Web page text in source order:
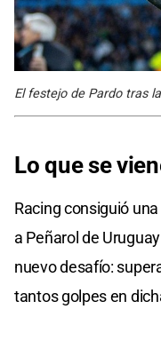
El festejo de Pardo tras
Lo que se
Racing consiguió
a Peñarol de
nuevo desafío:
tantos golpes en